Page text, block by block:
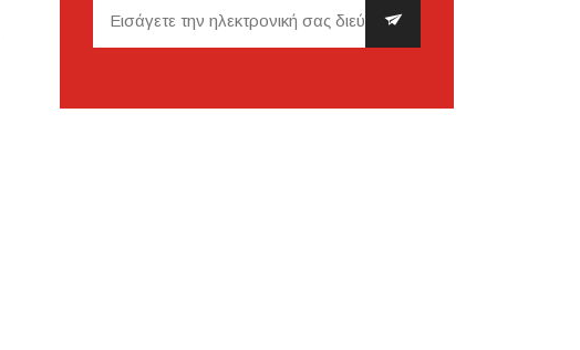
Hellenic Train: Με λεωφορεία η διαδρομή
2024-03-21 18:38:54